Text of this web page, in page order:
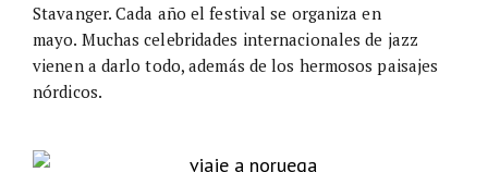
Stavanger. Cada año el festival se organiza en
mayo. Muchas celebridades internacionales de jazz
vienen a darlo todo, además de los hermosos paisajes
nórdicos.